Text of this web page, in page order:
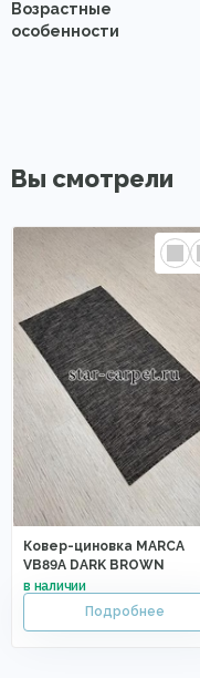
Возрастные
особенности
Вы смотрели
Ковер-циновка MARCA
VB89A DARK BROWN